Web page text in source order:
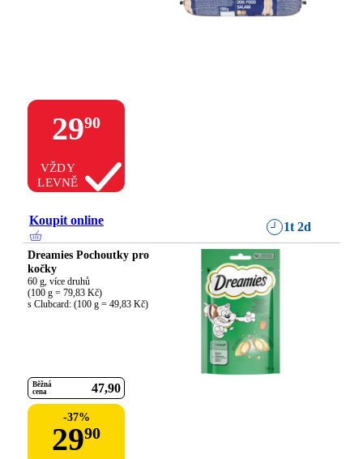
2990
VŽDY
LEVNĚ
Koupit online 1t 2d
Dreamies Pochoutky pro
kočky
60 g, více druhů
(100 g = 79,83 Kč)
s Clubcard: (100 g = 49,83 Kč)
Běžná
cena
47 90
-37%
2990